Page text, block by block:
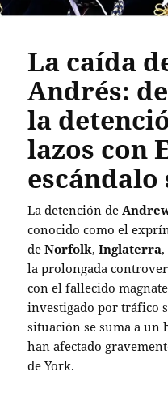
La caída
Andrés:
la
lazos con
escándalo
La detención de
conocido como el
deNorfolk,Inglaterra
la prolongada
con el fallecido
investigado por tráfico
situación se suma a un
han afectado
de York.